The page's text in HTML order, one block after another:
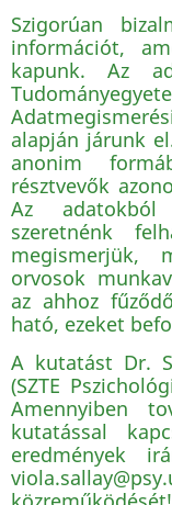
Szigorúan
információt,
kapunk. Az
alapján járunk
anonim
résztvevők
Az adatokból
szeretnénk
megismerjük,
orvosok
az ahhoz
ható, ezeket
A kutatást Dr.
(SZTE
Amennyiben
kutatással
eredmények